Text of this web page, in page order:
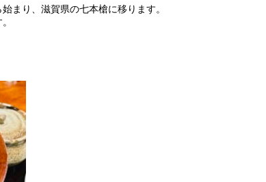
まり、滋賀県の七本槍に移ります。